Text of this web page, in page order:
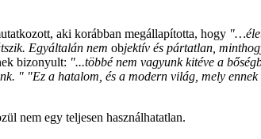
aki korábban megállapította, hogy
Egyáltalán nem objektív és pártatlan,
bizonyult: "...többé nem vagyunk kitéve a
" "Ez a hatalom, és a modern világ, mely
nem egy teljesen használhatatlan.